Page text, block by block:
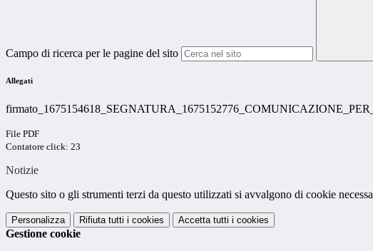
Campo di ricerca per le pagine del sito
Allegati
File PDF
Contatore click: 23
Notizie
Questo sito o gli strumenti terzi da questo utilizzati si avvalgono di cookie
Personalizza Rifiuta tutti i cookies Accetta tutti i cookies
Gestione cookie